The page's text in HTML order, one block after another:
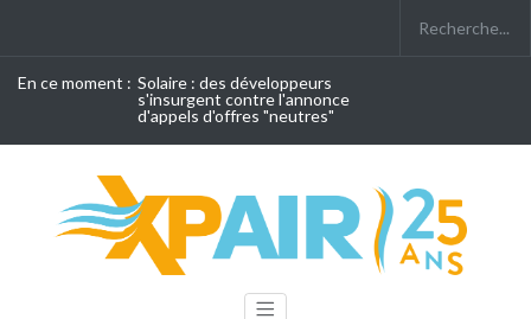
En ce moment : Solaire : des développeurs
s'insurgent contre l'annonce
d'appels d'offres "neutres"